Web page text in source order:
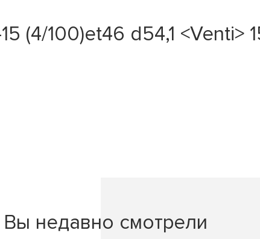
(4/100)et46 d54,1 <Venti>
Вы недавно смотрели